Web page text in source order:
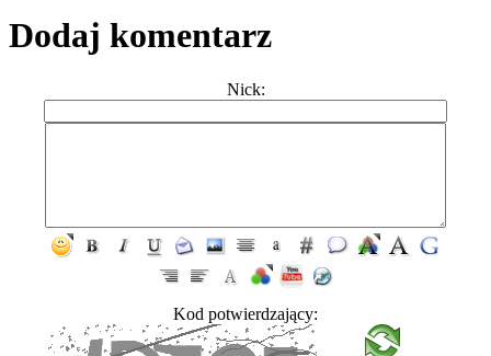
Dodaj komentarz
Nick:
Kod potwierdzający: